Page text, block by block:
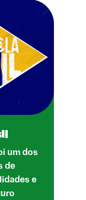
um dos
de
e